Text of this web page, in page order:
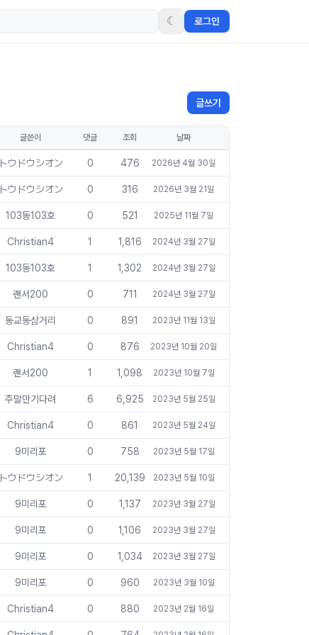
☾ 로그인
글쓰기
글쓴이 댓글 조회 날짜
トウドウシオン 0 476 2026년 4월 30일
トウドウシオン 0 316 2026년 3월 21일
103동103호 0 521 2025년 11월 7일
Christian4 1 1,816 2024년 3월 27일
103동103호 1 1,302 2024년 3월 27일
랜서200 0 711 2024년 3월 27일
동교동삼거리 0 891 2023년 11월 13일
Christian4 0 876 2023년 10월 20일
랜서200 1 1,098 2023년 10월 7일
주말만기다려 6 6,925 2023년 5월 25일
Christian4 0 861 2023년 5월 24일
9미리포 0 758 2023년 5월 17일
トウドウシオン 1 20,139 2023년 5월 10일
9미리포 0 1,137 2023년 3월 27일
9미리포 0 1,106 2023년 3월 27일
9미리포 0 1,034 2023년 3월 27일
9미리포 0 960 2023년 3월 10일
Christian4 0 880 2023년 2월 16일